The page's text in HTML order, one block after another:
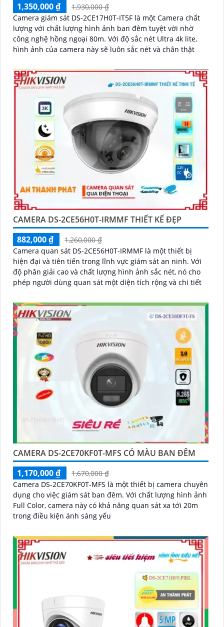
1,350,000 ₫
1,930,000 ₫
Camera giám sát DS-2CE17H0T-IT5F là một Camera chất
lượng với chất lượng hình ảnh ban đêm tuyệt vời nhờ
công nghệ hồng ngoại 80m. Với độ sắc nét Ultra 4k lite,
hình ảnh của camera này sẽ luôn sắc nét và chân thật
CAMERA DS-2CE56H0T-IRMMF THIẾT KẾ ĐẸP
882,000 ₫
1,260,000 ₫
Camera quan sát DS-2CE56H0T-IRMMF là một thiết bị
hiện đại và tiên tiến trong lĩnh vực giám sát an ninh. Với
độ phân giải cao và chất lượng hình ảnh sắc nét, nó cho
phép người dùng quan sát một diện tích rộng và chi tiết
CAMERA DS-2CE70KF0T-MFS CÓ MÀU BAN ĐÊM
1,170,000 ₫
1,670,000 ₫
Camera DS-2CE70KF0T-MFS là một thiết bị camera chuyên
dụng cho việc giám sát ban đêm. Với chất lượng hình ảnh
Full Color, camera này có khả năng quan sát xa tới 20m
trong điều kiện ánh sáng yếu